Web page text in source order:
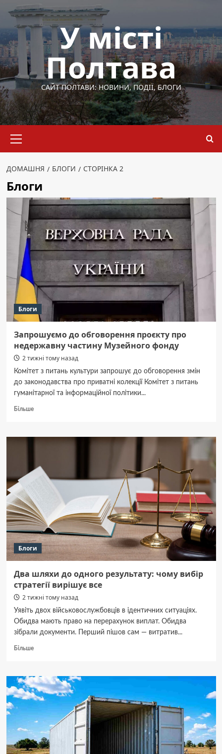
Перейти
вмісту
У місті
Полтава
САЙТ ПОЛТАВИ: НОВИНИ, ПОДІЇ, БЛОГИ
меню
ДОМАШНЯ БЛОГИ СТОРІНКА 2
Блоги
Блоги
Запрошуємо до обговорення проєкту про
недержавну частину Музейного фонду
2 тижні тому назад
Комітет з питань культури запрошує до обговорення змін
до законодавства про приватні колекції Комітет з питань
гуманітарної та інформаційної політики...
БільшеДокладніше
до
недержавну
частину
Музейного
фонду
Блоги
Два шляхи до одного результату: чому вибір
стратегії вирішує все
2 тижні тому назад
Уявіть двох військовослужбовців в ідентичних ситуаціях.
Обидва мають право на перерахунок виплат. Обидва
зібрали документи. Перший пішов сам — витратив...
БільшеДокладніше
шляхи
до
одного
результату:
вибір
стратегії
вирішує
все